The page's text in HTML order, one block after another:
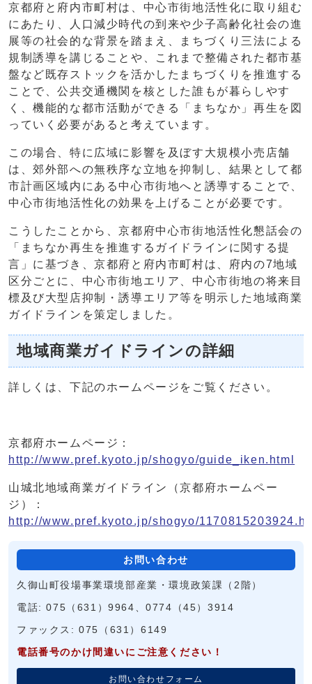
京都府と府内市町村は、中心市街地活性化に取り組む
にあたり、人口減少時代の到来や少子高齢化社会の進
展等の社会的な背景を踏まえ、まちづくり三法による
規制誘導を講じることや、これまで整備された都市基
盤など既存ストックを活かしたまちづくりを推進する
ことで、公共交通機関を核とした誰もが暮らしやす
く、機能的な都市活動ができる「まちなか」再生を図
っていく必要があると考えています。
この場合、特に広域に影響を及ぼす大規模小売店舗
は、郊外部への無秩序な立地を抑制し、結果として都
市計画区域内にある中心市街地へと誘導することで、
中心市街地活性化の効果を上げることが必要です。
こうしたことから、京都府中心市街地活性化懇話会の
「まちなか再生を推進するガイドラインに関する提
言」に基づき、京都府と府内市町村は、府内の7地域
区分ごとに、中心市街地エリア、中心市街地の将来目
標及び大型店抑制・誘導エリア等を明示した地域商業
ガイドラインを策定しました。
地域商業ガイドラインの詳細
詳しくは、下記のホームページをご覧ください。
京都府ホームページ：
http://www.pref.kyoto.jp/shogyo/guide_iken.html
山城北地域商業ガイドライン（京都府ホームペー
ジ）：
http://www.pref.kyoto.jp/shogyo/
お問い合わせ
久御山町役場事業環境部産業・環境政策課（2階）
電話: 075（631）9964、0774（45）3914
ファックス: 075（631）6149
電話番号のかけ間違いにご注意ください！
お問い合わせフォーム